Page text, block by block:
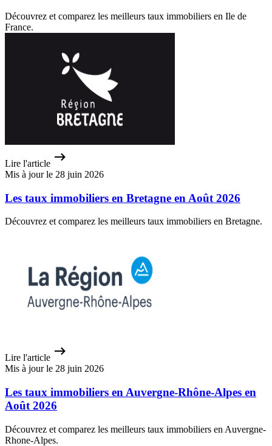
Découvrez et comparez les meilleurs taux immobiliers en Ile de
France.
Lire l'article
Mis à jour le 28 juin 2026
Les taux immobiliers en Bretagne en Août 2026
Découvrez et comparez les meilleurs taux immobiliers en Bretagne.
Lire l'article
Mis à jour le 28 juin 2026
Les taux immobiliers en Auvergne-Rhône-Alpes en
Août 2026
Découvrez et comparez les meilleurs taux immobiliers en Auvergne-
Rhone-Alpes.